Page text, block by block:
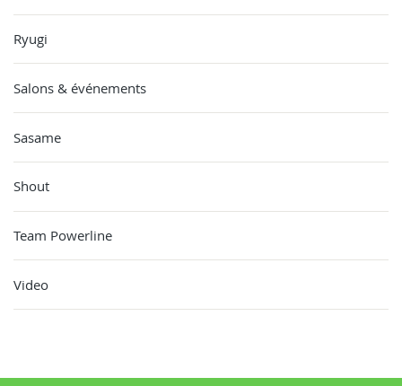
Ryugi
Salons & événements
Sasame
Shout
Team Powerline
Video